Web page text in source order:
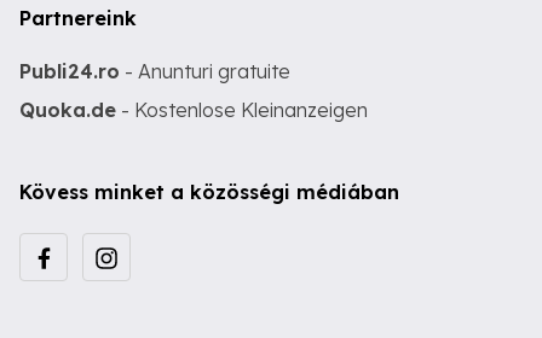
Partnereink
Publi24.ro - Anunturi gratuite
Quoka.de - Kostenlose Kleinanzeigen
Kövess minket a közösségi médiában